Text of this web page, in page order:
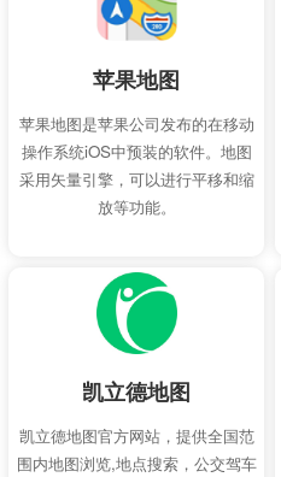
苹果地图
苹果地图是苹果公司发布的在移动
操作系统iOS中预装的软件。地图
采用矢量引擎，可以进行平移和缩
放等功能。
凯立德地图
凯立德地图官方网站，提供全国范
围内地图浏览,地点搜索，公交驾车